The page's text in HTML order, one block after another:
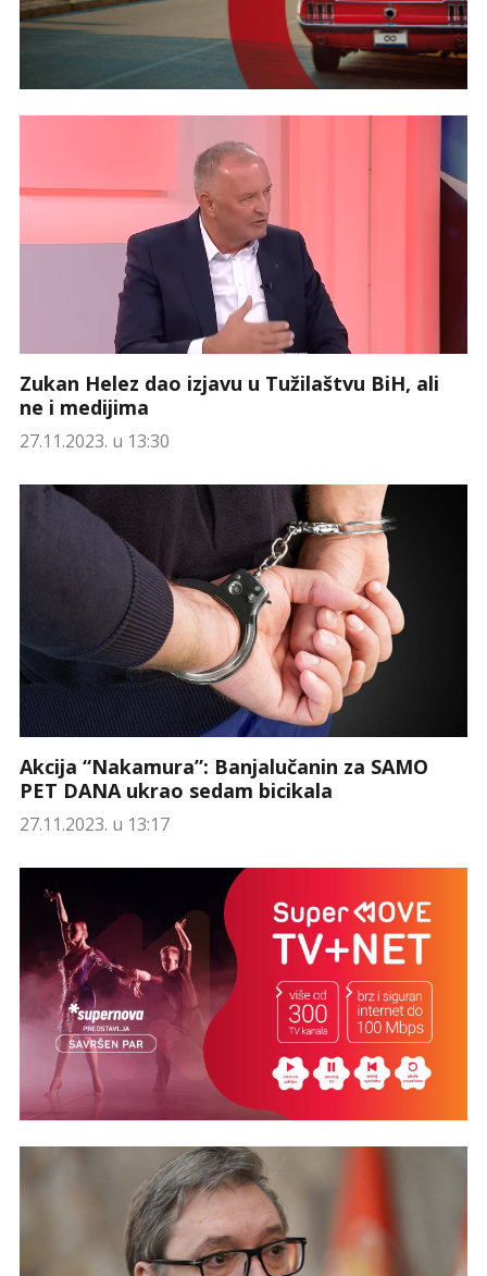
Zukan Helez dao izjavu u Tužilaštvu BiH, ali
ne i medijima
27.11.2023. u 13:30
Akcija “Nakamura”: Banjalučanin za SAMO
PET DANA ukrao sedam bicikala
27.11.2023. u 13:17